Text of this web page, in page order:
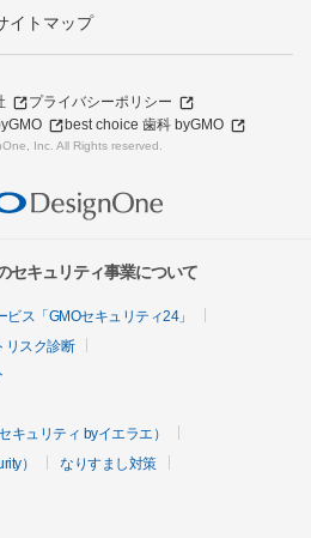
イトマップ
プライバシーポリシー
best choice 歯科 byGMO
Inc. All Rights reserved.
セキュリティ事業について
ス「GMOセキュリティ24」
リスク診断
キュリティ byイエラエ）
）
なりすまし対策